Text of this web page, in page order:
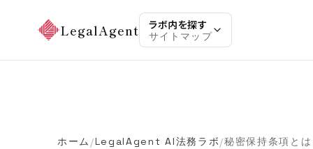
LegalAgent ラボ内を探す
サイトマップ
ホーム /LegalAgent AI法務ラボ/